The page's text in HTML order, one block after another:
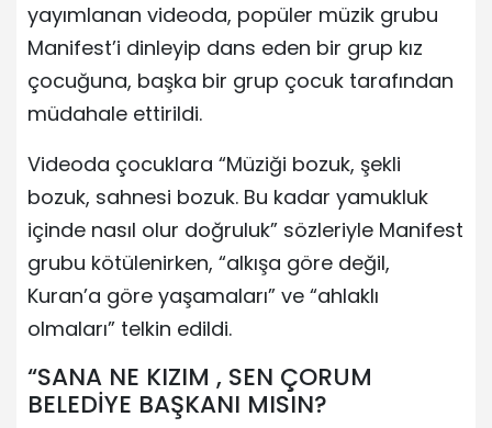
yayımlanan videoda, popüler müzik grubu
Manifest’i dinleyip dans eden bir grup kız
çocuğuna, başka bir grup çocuk tarafından
müdahale ettirildi.
Videoda çocuklara “Müziği bozuk, şekli
bozuk, sahnesi bozuk. Bu kadar yamukluk
içinde nasıl olur doğruluk” sözleriyle Manifest
grubu kötülenirken, “alkışa göre değil,
Kuran’a göre yaşamaları” ve “ahlaklı
olmaları” telkin edildi.
“SANA NE KIZIM , SEN ÇORUM
BELEDİYE BAŞKANI MISIN?